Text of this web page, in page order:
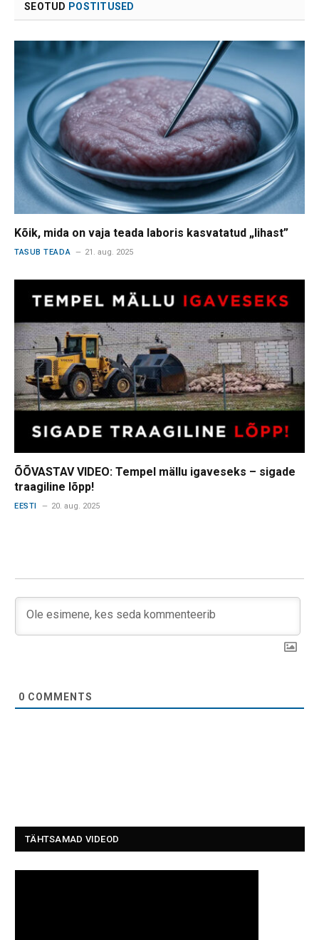
SEOTUD POSTITUSED
Kõik, mida on vaja teada laboris kasvatatud „lihast”
TASUB TEADA 21. aug. 2025
ÕÕVASTAV VIDEO: Tempel mällu igaveseks – sigade
traagiline lõpp!
EESTI 20. aug. 2025
0 COMMENTS
TÄHTSAMAD VIDEOD